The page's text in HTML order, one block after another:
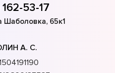
53-17
Шаболовка, 65к1
А. С.